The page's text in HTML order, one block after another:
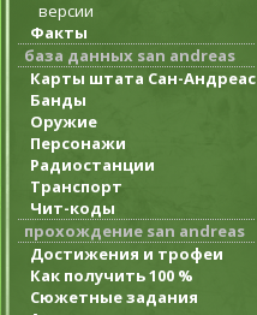
версии
Факты
база данных san andreas
Карты штата Сан-Андреас
Банды
Оружие
Персонажи
Радиостанции
Транспорт
Чит-коды
прохождение san andreas
Достижения и трофеи
Как получить 100 %
Сюжетные задания